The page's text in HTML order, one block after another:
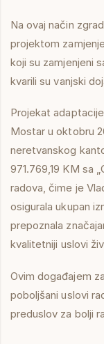
Na ovaj način
projektom
koji su zamjenjeni
kvarili su vanjski
Projekat
Mostar u oktobru
neretvanskog
971.769,19 KM sa
radova, čime je
osigurala ukupan
prepoznala
kvalitetniji uslovi
Ovim događajem
poboljšani uslovi
preduslov za bolji